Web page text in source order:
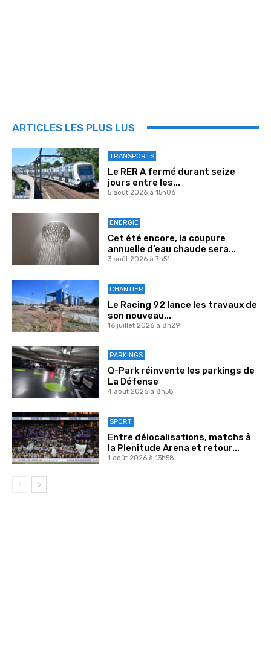
ARTICLES LES PLUS LUS
TRANSPORTS
Le RER A fermé durant seize
jours entre les...
5 août 2026 à 15h06
ENERGIE
Cet été encore, la coupure
annuelle d’eau chaude sera...
3 août 2026 à 7h51
CHANTIER
Le Racing 92 lance les travaux de
son nouveau...
16 juillet 2026 à 8h29
PARKINGS
Q-Park réinvente les parkings de
La Défense
4 août 2026 à 8h58
SPORT
Entre délocalisations, matchs à
la Plenitude Arena et retour...
1 août 2026 à 13h58